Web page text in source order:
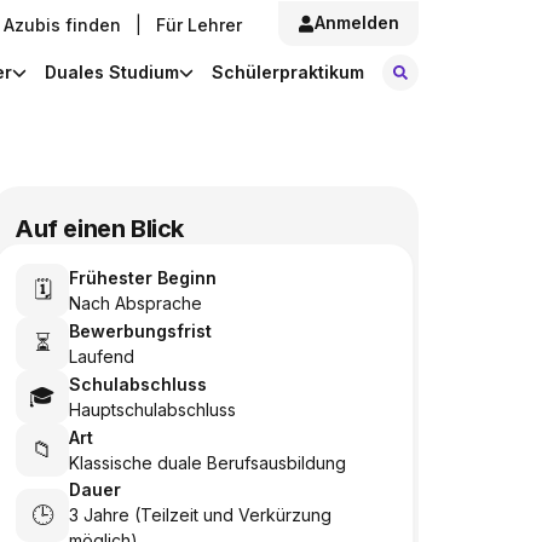
Azubis finden Für Lehrer Anmelden
Duales Studium Schülerpraktikum
Auf einen Blick
🗓️
Frühester Beginn
Nach Absprache
⏳
Bewerbungsfrist
Laufend
🎓
Schulabschluss
Hauptschulabschluss
📁
Art
Klassische duale Berufsausbildung
🕒
Dauer
3 Jahre (Teilzeit und Verkürzung